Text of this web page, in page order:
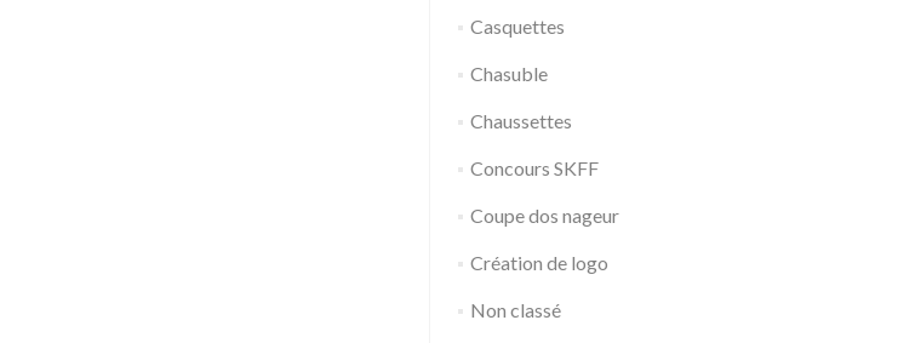
Casquettes
Chasuble
Chaussettes
Concours SKFF
Coupe dos nageur
Création de logo
Non classé